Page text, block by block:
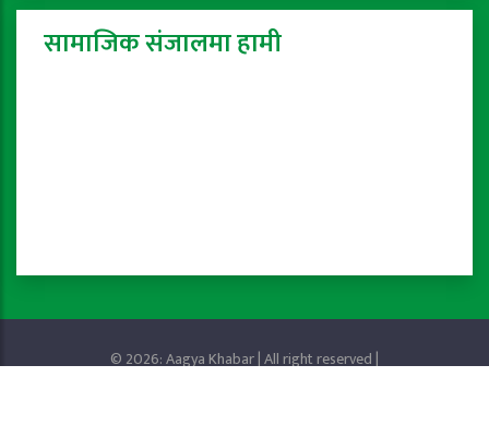
सामाजिक संजालमा हामी
© 2026: Aagya Khabar | All right reserved |